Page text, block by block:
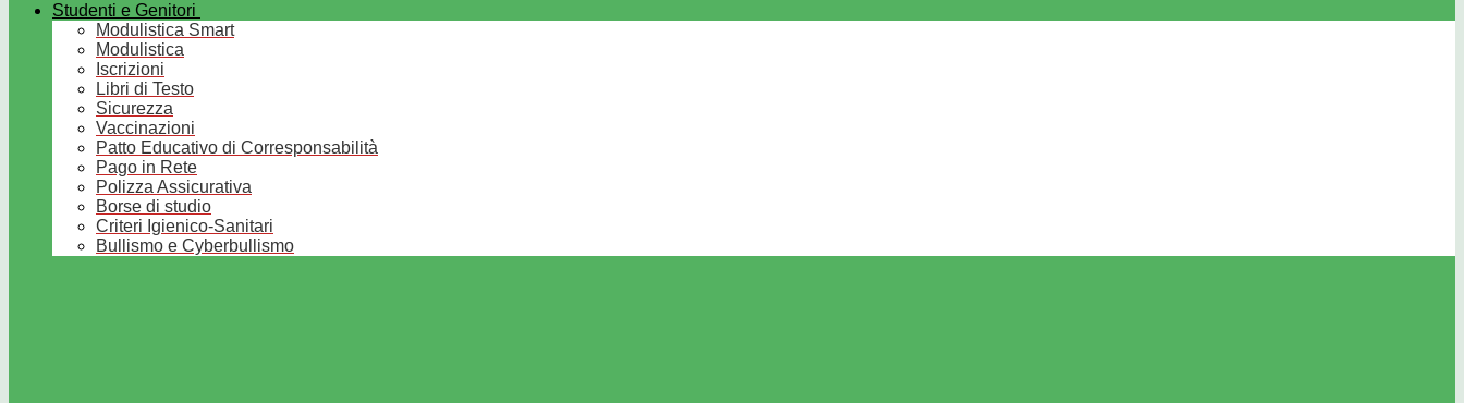
Studenti e Genitori
Modulistica Smart
Modulistica
Iscrizioni
Libri di Testo
Sicurezza
Vaccinazioni
Patto Educativo di Corresponsabilità
Pago in Rete
Polizza Assicurativa
Borse di studio
Criteri Igienico-Sanitari
Bullismo e Cyberbullismo